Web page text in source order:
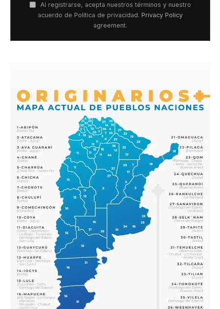
Al registrarse, acepta nuestros términos y nuestro
acuerdo de Política de privacidad. Privacy Policy
agreement.